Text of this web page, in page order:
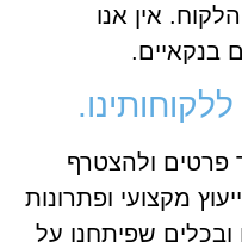
אין אנו
בנקאיים.
פרטים ולהצטרף
מקצועי ופתרונות
ובכלים שפיתחנו על